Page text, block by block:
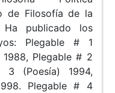
de Filosofía de la
Ha publicado los
Plegable # 1
Plegable # 2
3 (Poesía) 1994,
Plegable # 4